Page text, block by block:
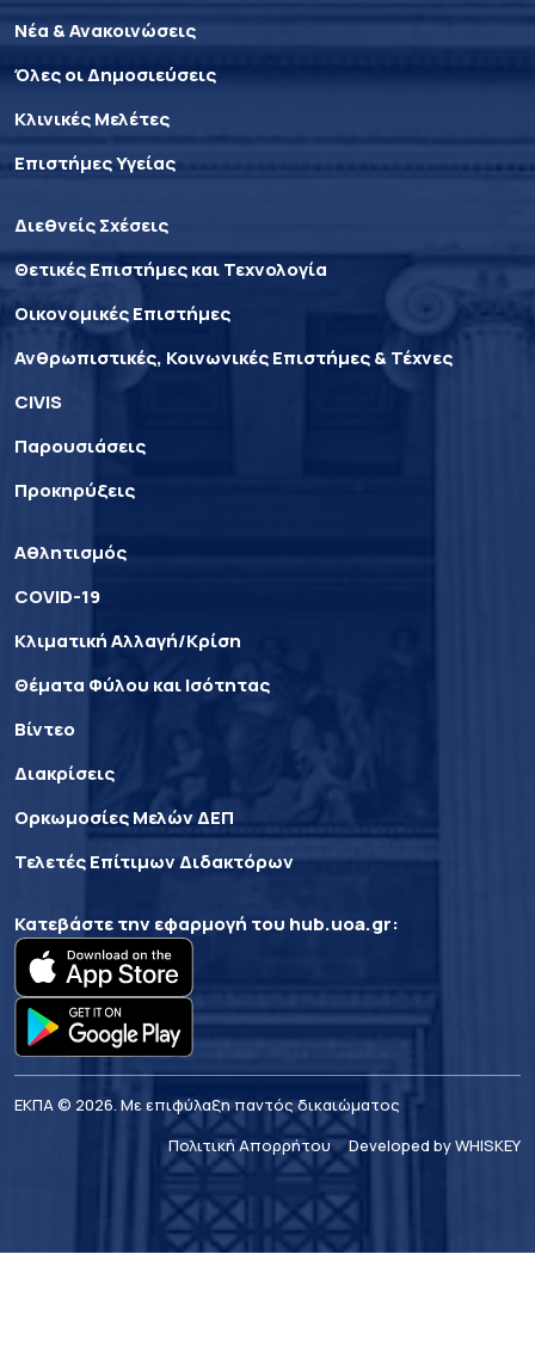
Νέα & Ανακοινώσεις
Όλες οι Δημοσιεύσεις
Κλινικές Μελέτες
Επιστήμες Υγείας
Διεθνείς Σχέσεις
Θετικές Επιστήμες και Τεχνολογία
Οικονομικές Επιστήμες
Ανθρωπιστικές, Κοινωνικές Επιστήμες & Τέχνες
CIVIS
Παρουσιάσεις
Προκηρύξεις
Αθλητισμός
COVID-19
Κλιματική Αλλαγή/Κρίση
Θέματα Φύλου και Ισότητας
Βίντεο
Διακρίσεις
Ορκωμοσίες Μελών ΔΕΠ
Τελετές Επίτιμων Διδακτόρων
Κατεβάστε την εφαρμογή του hub.uoa.gr:
ΕΚΠΑ © 2026. Με επιφύλαξη παντός δικαιώματος
Πολιτική Απορρήτου
Developed by WHISKEY